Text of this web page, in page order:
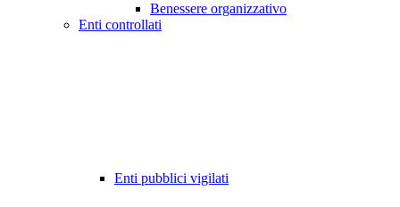
Benessere organizzativo
Enti controllati
Enti pubblici vigilati